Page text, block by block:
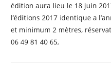
édition aura lieu le 18 juin
l’éditions 2017 identique a
et minimum 2 mètres,
06 49 81 40 65,